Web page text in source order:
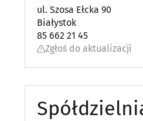
ul. Szosa Ełcka 90
Białystok
85 662 21 45
Zgłoś do aktualizacji